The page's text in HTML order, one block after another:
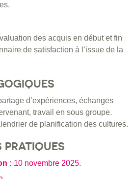
des acquis en début et fin
de satisfaction à l’issue de la
d’expériences, échanges
travail en sous groupe.
de planification des cultures.
PRATIQUES
: 10 novembre 2025.